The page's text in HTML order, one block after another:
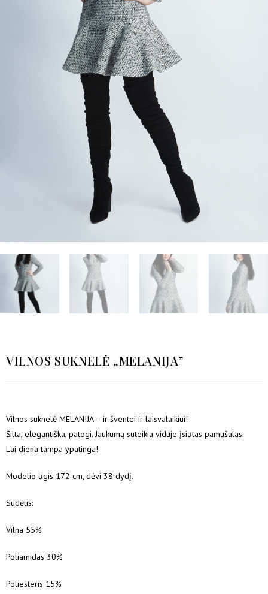
VILNOS SUKNELĖ „MELANIJA”
Vilnos suknelė MELANIJA – ir šventei ir laisvalaikiui!
Šilta, elegantiška, patogi. Jaukumą suteikia viduje įsiūtas pamušalas.
Lai diena tampa ypatinga!
Modelio ūgis 172 cm, dėvi 38 dydį.
Sudėtis:
Vilna 55%
Poliamidas 30%
Poliesteris 15%